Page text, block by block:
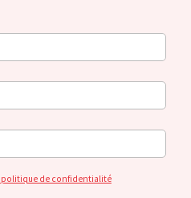
politique de confidentialité